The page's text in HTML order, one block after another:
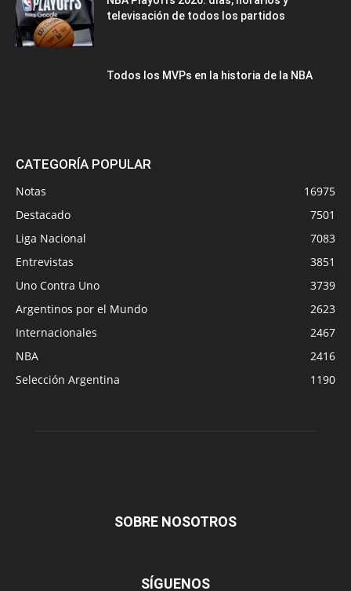
televisación de todos los partidos
Todos los MVPs en la historia de la NBA
CATEGORÍA POPULAR
Notas
16975
Destacado
7501
Liga Nacional
7083
Entrevistas
3851
Uno Contra Uno
3739
Argentinos por el Mundo
2623
Internacionales
2467
NBA
2416
Selección Argentina
1190
SOBRE NOSOTROS
SÍGUENOS